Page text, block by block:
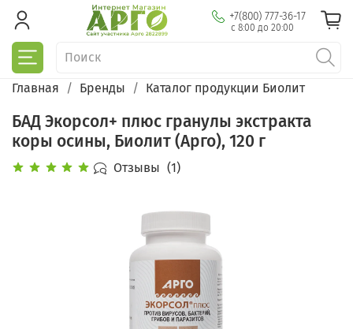
+7(800) 777-36-17
с 8:00 до 20:00
Главная Бренды Каталог продукции Биолит
БАД Экорсол+ плюс гранулы экстракта
коры осины, Биолит (Арго), 120 г
Отзывы (1)